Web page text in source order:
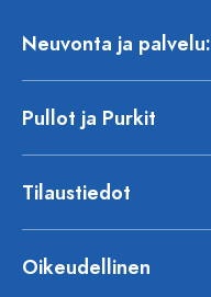
Neuvonta ja palvelu:
Pullot ja Purkit
Tilaustiedot
Oikeudellinen